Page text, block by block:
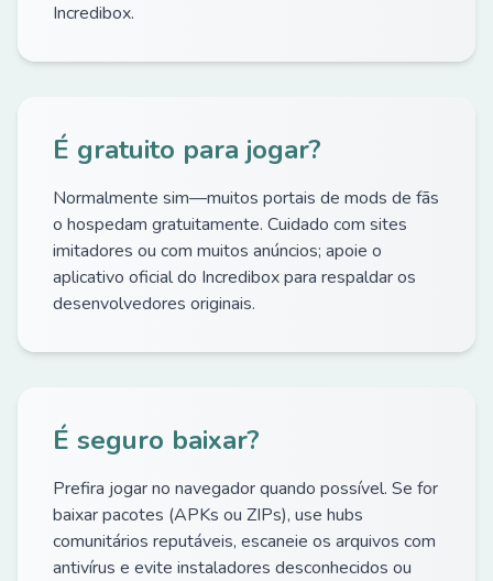
Incredibox.
É gratuito para jogar?
Normalmente sim—muitos portais de mods de fãs
o hospedam gratuitamente. Cuidado com sites
imitadores ou com muitos anúncios; apoie o
aplicativo oficial do Incredibox para respaldar os
desenvolvedores originais.
É seguro baixar?
Prefira jogar no navegador quando possível. Se for
baixar pacotes (APKs ou ZIPs), use hubs
comunitários reputáveis, escaneie os arquivos com
antivírus e evite instaladores desconhecidos ou